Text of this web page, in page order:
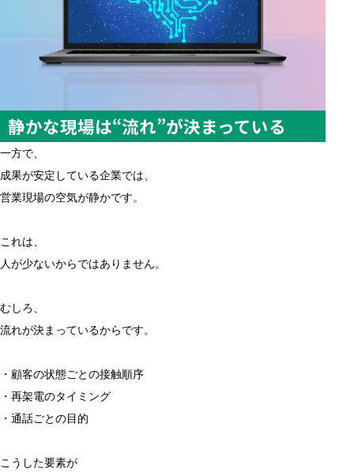
静かな現場は“流れ”が決まっている
一方で、
成果が安定している企業では、
営業現場の空気が静かです。
これは、
人が少ないからではありません。
むしろ、
流れが決まっているからです。
・顧客の状態ごとの接触順序
・再架電のタイミング
・通話ごとの目的
こうした要素が